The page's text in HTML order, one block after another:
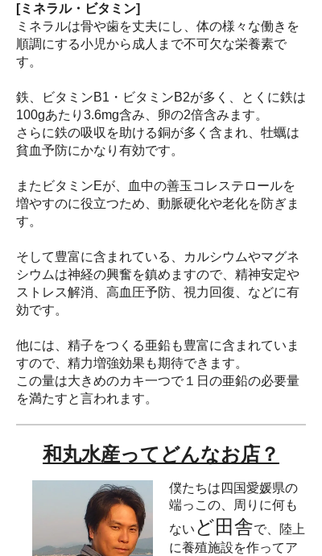
[ミネラル・ビタミン]
ミネラルは骨や歯を丈夫にし、体の様々な働きを
順調にする小児から成人まで不可欠な栄養素で
す。
鉄、ビタミンB1・ビタミンB2が多く、とくに鉄は
100gあたり3.6mg含み、卵の2倍含みます。
さらに鉄の吸収を助ける銅が多く含まれ、牡蠣は
貧血予防にかなり有効です。
またビタミンEが、血中の善玉コレステロールを
増やすのに役立つため、動脈硬化や老化を防ぎま
す。
そして豊富に含まれている、カルシウムやマグネ
シウムは神経の興奮を鎮めますので、精神安定や
ストレス解消、高血圧予防、視力回復、などに有
効です。
他には、精子をつくる亜鉛も豊富に含まれていま
すので、精力増強効果も期待できます。
この量は大きめのカキ一つで１日の亜鉛の必要量
を満たすと言われます。
和丸水産ってどんなお店？
僕たちは四国愛媛県の
端っこの、周りに何も
ない ど田舎で、陸上
に養殖施設を作ってア